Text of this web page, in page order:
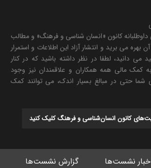
کانون «انسان شناسی و فرهنگ» و مطالب
می برید و انتشار آزاد این اطلاعات و استمرار
می دانید، لطفا در نظر داشته باشید که در کنار
کمک مالی همه همکاران و علاقمندان نیز وجود
حتی در مبالغ بسیار اندک، می توانند کمک
کانون انسان‌شناسی و فرهنگ کلیک کنید
نشست‌ها
گزارش نشست‌ها